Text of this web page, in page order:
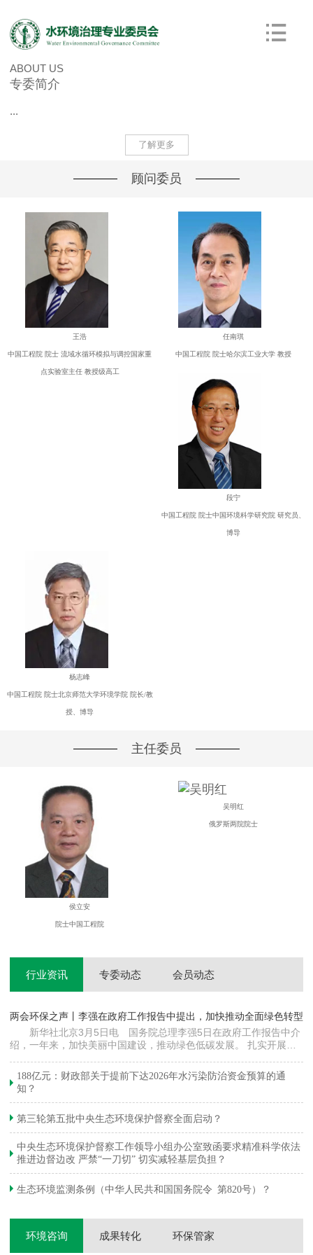
ABOUT US
专委简介
...
了解更多
顾问委员
王浩
中国工程院 院士 流域水循环模拟与调控国家重
点实验室主任 教授级高工
任南琪
中国工程院 院士哈尔滨工业大学 教授
段宁
中国工程院 院士中国环境科学研究院 研究员、
博导
杨志峰
中国工程院 院士北京师范大学环境学院 院长/教
授、博导
主任委员
侯立安
院士中国工程院
吴明红
俄罗斯两院院士
行业资讯 专委动态 会员动态
两会环保之声丨李强在政府工作报告中提出，加快推动全面绿色转型
新华社北京3月5日电 国务院总理李强5日在政府工作报告中介
绍，一年来，加快美丽中国建设，推动绿色低碳发展。 扎实开展大
浓度下降…
188亿元：财政部关于提前下达2026年水污染防治资金预算的通
知？
第三轮第五批中央生态环境保护督察全面启动？
中央生态环境保护督察工作领导小组办公室致函要求精准科学依法
推进边督边改 严禁“一刀切” 切实减轻基层负担？
生态环境监测条例（中华人民共和国国务院令 第820号）？
环境咨询 成果转化 环保管家